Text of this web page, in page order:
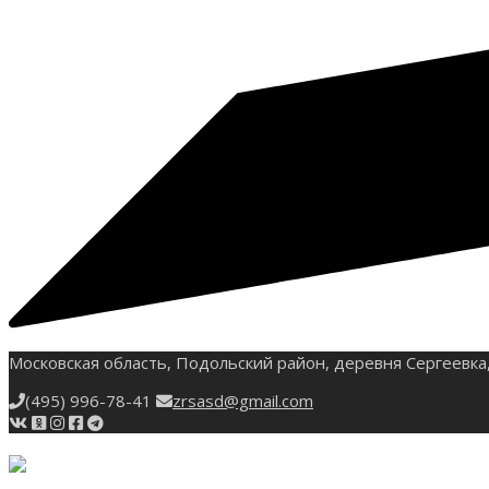
Московская область, Подольский район, деревня
(495) 996-78-41
zrsasd@gmail.com